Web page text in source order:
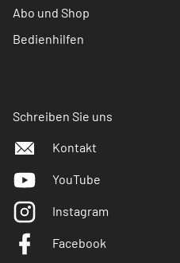
Abo und Shop
Bedienhilfen
Schreiben Sie uns
Kontakt
YouTube
Instagram
Facebook